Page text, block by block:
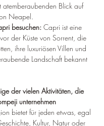
atemberaubenden Blick auf
Neapel.
besuchen: Capri ist eine
der Küste von Sorrent, die
ihre luxuriösen Villen und
Landschaft bekannt
der vielen Aktivitäten, die
unternehmen
bietet für jeden etwas, egal
Kultur, Natur oder